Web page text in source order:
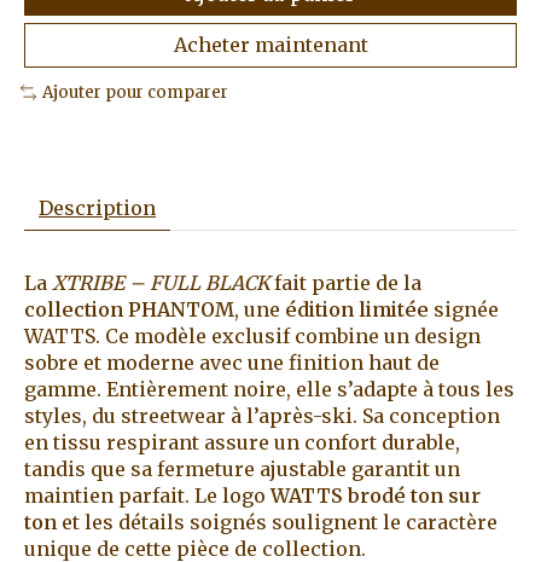
Acheter maintenant
Ajouter pour comparer
Description
La XTRIBE – FULL BLACKfait partie de la
collection PHANTOM, une édition limitée signée
WATTS. Ce modèle exclusif combine un design
sobre et moderne avec une finition haut de
gamme. Entièrement noire, elle s’adapte à tous les
styles, du streetwear à l’après-ski. Sa conception
en tissu respirant assure un confort durable,
tandis que sa fermeture ajustable garantit un
maintien parfait. Le logoWATTS brodé ton sur
ton et les détails soignés soulignent le caractère
unique de cette pièce de collection.